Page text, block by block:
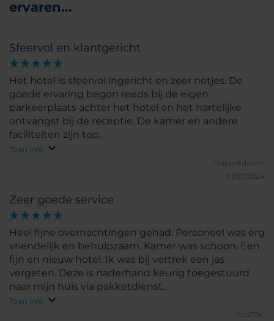
ervaren...
Sfeervol en klantgericht
Het hotel is sfeervol ingericht en zeer netjes. De
goede ervaring begon reeds bij de eigen
parkeerplaats achter het hotel en het hartelijke
ontvangst bij de receptie. De kamer en andere
faciliteiten zijn top.
Toon info
Jaapoetdaam.
01/07/2024
Zeer goede service
Heel fijne overnachtingen gehad. Personeel was erg
vriendelijk en behulpzaam. Kamer was schoon. Een
fijn en nieuw hotel. Ik was bij vertrek een jas
vergeten. Deze is naderhand keurig toegestuurd
naar mijn huis via pakketdienst.
Toon info
Job27K.